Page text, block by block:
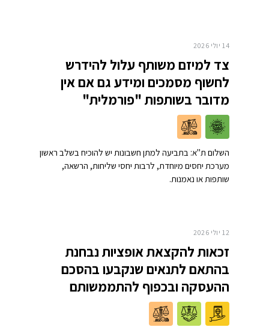
14 יולי 2026
צד למיזם משותף עלול להידרש
לחשוף מסמכים ומידע גם אם אין
מדובר בשותפות "פורמלית"
השלום ת"א: בתביעה למתן חשבונות יש להוכיח בשלב ראשון
מערכת יחסים מיוחדת, לרבות יחסי שליחות, הרשאה,
שותפות או נאמנות.
12 יולי 2026
זכאות להקצאת אופציות נבחנת
בהתאם לתנאים שנקבעו בהסכם
ההעסקה ובכפוף להתממשותם